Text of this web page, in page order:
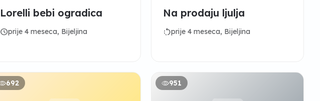
Lorelli bebi ogradica
scheduleprije 4 meseca, Bijeljina
Na prodaju ljulja
rotate_leftprije 4 meseca, Bijeljina
692 951